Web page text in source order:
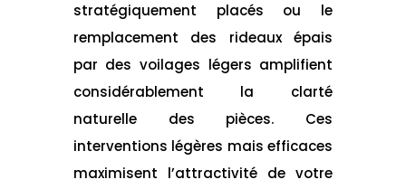
stratégiquement placés ou le
remplacement des rideaux épais
par des voilages légers amplifient
considérablement la clarté
naturelle des pièces. Ces
interventions légères mais efficaces
maximisent l’attractivité de votre